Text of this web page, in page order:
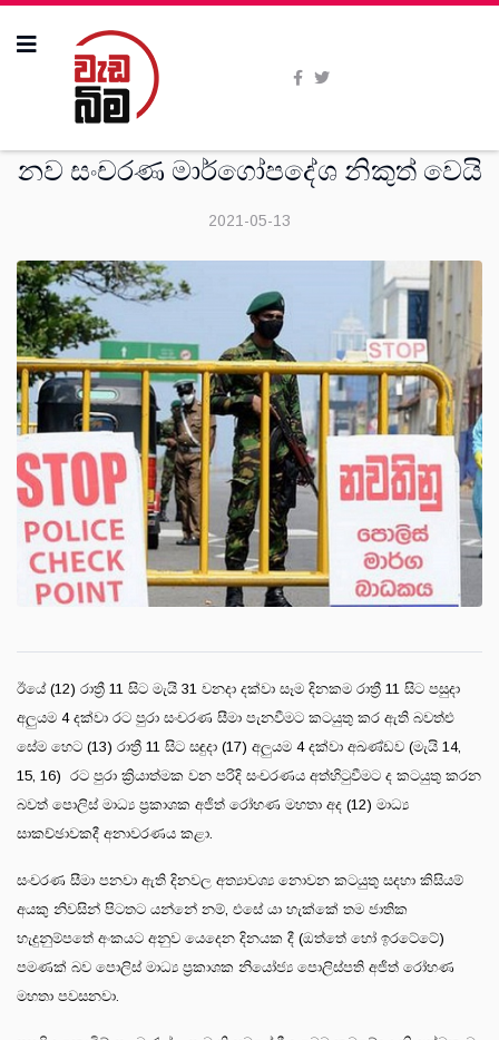
නව සංචරණ මාර්ගෝපදේශ නිකුත් වෙයි
2021-05-13
ඊයේ (12) රාත්‍රී 11 සිට මැයි 31 වනදා දක්වා සෑම දිනකම රාත්‍රී 11 සිට පසුදා
අලුයම 4 දක්වා රට පුරා සංචරණ සීමා පැනවීමට කටයුතු කර ඇති බවත්එ
සේම හෙට (13) රාත්‍රී 11 සිට සඳුදා (17) අලුයම 4 දක්වා අඛණ්ඩව (මැයි 14,
15, 16) රට පුරා ක්‍රියාත්මක වන පරිදි සංචරණය අත්හිටුවීමට ද කටයුතු කරන
බවත් පොලිස් මාධ්‍ය ප්‍රකාශක අජිත් රෝහණ මහතා අද (12) මාධ්‍ය
සාකච්ඡාවකදී අනාවරණය කළා.
සංචරණ සීමා පනවා ඇති දිනවල අත්‍යාවශ්‍ය නොවන කටයුතු සදහා කිසියම්
අයකු නිවසින් පිටතට යන්නේ නම්, එසේ යා හැක්කේ තම ජාතික
හැදුනුම්පතේ අංකයට අනුව යෙදෙන දිනයක දී (ඔත්තේ හෝ ඉරටේටේ)
පමණක් බව පොලිස් මාධ්‍ය ප්‍රකාශක නියෝජ්‍ය පොලිස්පති අජිත් රෝහණ
මහතා පවසනවා.